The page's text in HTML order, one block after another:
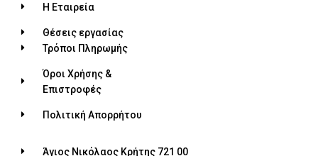
Η Εταιρεία
Θέσεις εργασίας
Τρόποι Πληρωμής
Όροι Χρήσης &
Επιστροφές
Πολιτική Απορρήτου
Άγιος Νικόλαος Κρήτης 721 00